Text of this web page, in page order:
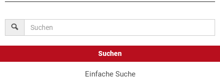
Suchen
Einfache Suche